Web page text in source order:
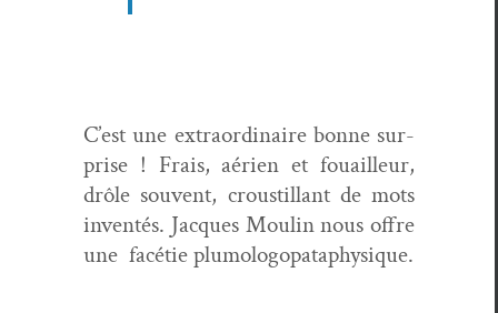
C’est une extra­or­di­naire bonne sur­
prise ! Frais, aérien et fouailleur,
drôle sou­vent, croustil­lant de mots
inven­tés. Jacques Moulin nous offre
une facétie plumol­o­gopat­a­physique.